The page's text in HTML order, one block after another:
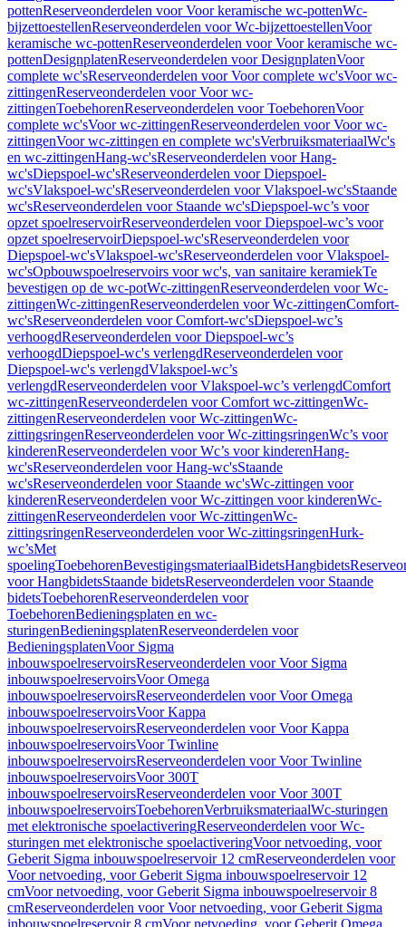
pottenReserveonderdelen voor Voor keramische wc-pottenWc-
bijzettoestellenReserveonderdelen voor Wc-bijzettoestellenVoor
keramische wc-pottenReserveonderdelen voor Voor keramische wc-
pottenDesignplatenReserveonderdelen voor DesignplatenVoor
complete wc'sReserveonderdelen voor Voor complete wc'sVoor wc-
zittingenReserveonderdelen voor Voor wc-
zittingenToebehorenReserveonderdelen voor ToebehorenVoor
complete wc'sVoor wc-zittingenReserveonderdelen voor Voor wc-
zittingenVoor wc-zittingen en complete wc'sVerbruiksmateriaalWc's
en wc-zittingenHang-wc'sReserveonderdelen voor Hang-
wc'sDiepspoel-wc'sReserveonderdelen voor Diepspoel-
wc'sVlakspoel-wc'sReserveonderdelen voor Vlakspoel-wc'sStaande
wc'sReserveonderdelen voor Staande wc'sDiepspoel-wc’s voor
opzet spoelreservoirReserveonderdelen voor Diepspoel-wc’s voor
opzet spoelreservoirDiepspoel-wc'sReserveonderdelen voor
Diepspoel-wc'sVlakspoel-wc'sReserveonderdelen voor Vlakspoel-
wc'sOpbouwspoelreservoirs voor wc's, van sanitaire keramiekTe
bevestigen op de wc-potWc-zittingenReserveonderdelen voor Wc-
zittingenWc-zittingenReserveonderdelen voor Wc-zittingenComfort-
wc'sReserveonderdelen voor Comfort-wc'sDiepspoel-wc’s
verhoogdReserveonderdelen voor Diepspoel-wc’s
verhoogdDiepspoel-wc's verlengdReserveonderdelen voor
Diepspoel-wc's verlengdVlakspoel-wc’s
verlengdReserveonderdelen voor Vlakspoel-wc’s verlengdComfort
wc-zittingenReserveonderdelen voor Comfort wc-zittingenWc-
zittingenReserveonderdelen voor Wc-zittingenWc-
zittingsringenReserveonderdelen voor Wc-zittingsringenWc’s voor
kinderenReserveonderdelen voor Wc’s voor kinderenHang-
wc'sReserveonderdelen voor Hang-wc'sStaande
wc'sReserveonderdelen voor Staande wc'sWc-zittingen voor
kinderenReserveonderdelen voor Wc-zittingen voor kinderenWc-
zittingenReserveonderdelen voor Wc-zittingenWc-
zittingsringenReserveonderdelen voor Wc-zittingsringenHurk-
wc’sMet
spoelingToebehorenBevestigingsmateriaalBidetsHangbidets
voor HangbidetsStaande bidetsReserveonderdelen voor Staande
bidetsToebehorenReserveonderdelen voor
ToebehorenBedieningsplaten en wc-
sturingenBedieningsplatenReserveonderdelen voor
BedieningsplatenVoor Sigma
inbouwspoelreservoirsReserveonderdelen voor Voor Sigma
inbouwspoelreservoirsVoor Omega
inbouwspoelreservoirsReserveonderdelen voor Voor Omega
inbouwspoelreservoirsVoor Kappa
inbouwspoelreservoirsReserveonderdelen voor Voor Kappa
inbouwspoelreservoirsVoor Twinline
inbouwspoelreservoirsReserveonderdelen voor Voor Twinline
inbouwspoelreservoirsVoor 300T
inbouwspoelreservoirsReserveonderdelen voor Voor 300T
inbouwspoelreservoirsToebehorenVerbruiksmateriaalWc-sturingen
met elektronische spoelactiveringReserveonderdelen voor Wc-
sturingen met elektronische spoelactiveringVoor netvoeding, voor
Geberit Sigma inbouwspoelreservoir 12 cmReserveonderdelen voor
Voor netvoeding, voor Geberit Sigma inbouwspoelreservoir 12
cmVoor netvoeding, voor Geberit Sigma inbouwspoelreservoir 8
cmReserveonderdelen voor Voor netvoeding, voor Geberit Sigma
inbouwspoelreservoir 8 cmVoor netvoeding, voor Geberit Omega